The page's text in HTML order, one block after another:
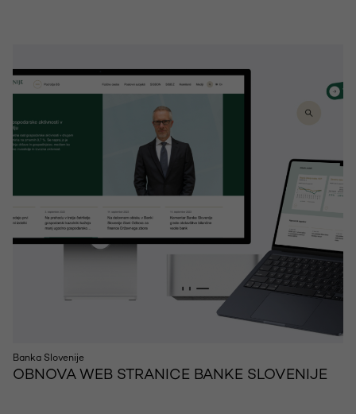
Banka Slovenije
OBNOVA WEB STRANICE BANKE SLOVENIJE